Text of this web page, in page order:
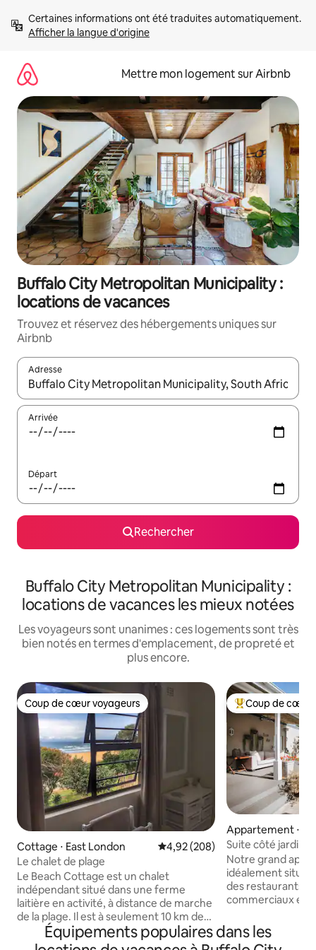
directement
Afficher la langue d'origine
Mettre mon logement sur Airbnb
Buffalo City Metropolitan Municipality :
locations de vacances
Trouvez et réservez des hébergements uniques sur
Airbnb
Adresse
Lorsque les résultats s'affichent, utilisez les flèches vers le
Arrivée
Départ
Rechercher
Buffalo City Metropolitan Municipality :
locations de vacances les mieux notées
Les voyageurs sont unanimes : ces logements sont très
bien notés en termes d'emplacement, de propreté et
plus encore.
Coup de cœur voyageurs
Coup de cœur voyageurs
Cottage ⋅ East London Évaluation moyenne sur la
4,92 (208)
Le chalet de plage
Le Beach Cottage est un chalet
indépendant situé dans une ferme
laitière en activité, à distance de marche
de la plage. Il est à seulement 10 km de
l'aéroport d'EL et à 20 minutes en
voiture d'EL. Le chalet offre une vue
Coups de cœur
Coup de cœur
Appartement ⋅
Suite côté jardin
Notre grand
idéalement situé
des restaurants,
commerciaux et
appartement
délestages. Nous avons l'énergie solaire,
Équipements populaires dans les